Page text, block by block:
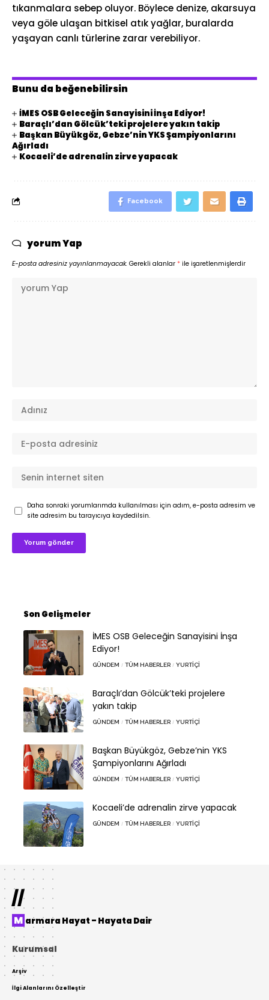
tıkanmalara sebep oluyor. Böylece denize, akarsuya
veya göle ulaşan bitkisel atık yağlar, buralarda
yaşayan canlı türlerine zarar verebiliyor.
Bunu da beğenebilirsin
İMES OSB Geleceğin Sanayisini İnşa Ediyor!
Baraçlı’dan Gölcük’teki projelere yakın takip
Başkan Büyükgöz, Gebze’nin YKS Şampiyonlarını
Ağırladı
Kocaeli’de adrenalin zirve yapacak
Facebook
yorum Yap
E-posta adresiniz yayınlanmayacak. Gerekli alanlar * ile işaretlenmişlerdir
Daha sonraki yorumlarımda kullanılması için adım, e-posta adresim ve
site adresim bu tarayıcıya kaydedilsin.
Son Gelişmeler
İMES OSB Geleceğin Sanayisini İnşa
Ediyor!
GÜNDEM TÜM HABERLER YURTIÇI
Baraçlı’dan Gölcük’teki projelere
yakın takip
GÜNDEM TÜM HABERLER YURTIÇI
Başkan Büyükgöz, Gebze’nin YKS
Şampiyonlarını Ağırladı
GÜNDEM TÜM HABERLER YURTIÇI
Kocaeli’de adrenalin zirve yapacak
GÜNDEM TÜM HABERLER YURTIÇI
//
Marmara Hayat – Hayata Dair
Kurumsal
Arşiv
İlgi Alanlarını Özelleştir